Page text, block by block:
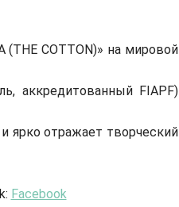
COTTON)» на мировой
аккредитованный FIAPF)
ярко отражает творческий
Facebook